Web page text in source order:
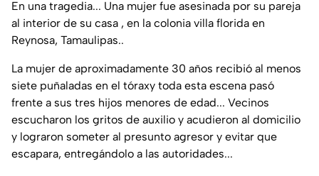
En una tragedia... Una mujer fue asesinada por su pareja
al interior de su casa , en la colonia villa florida en
Reynosa, Tamaulipas..
La mujer de aproximadamente 30 años recibió al menos
siete puñaladas en el tóraxy toda esta escena pasó
frente a sus tres hijos menores de edad... Vecinos
escucharon los gritos de auxilio y acudieron al domicilio
y lograron someter al presunto agresor y evitar que
escapara, entregándolo a las autoridades...